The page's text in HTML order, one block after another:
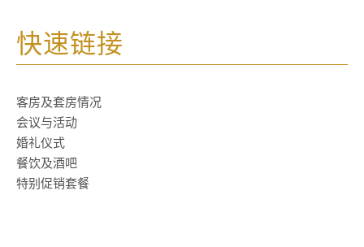
快速链接
客房及套房情况
会议与活动
婚礼仪式
餐饮及酒吧
特别促销套餐